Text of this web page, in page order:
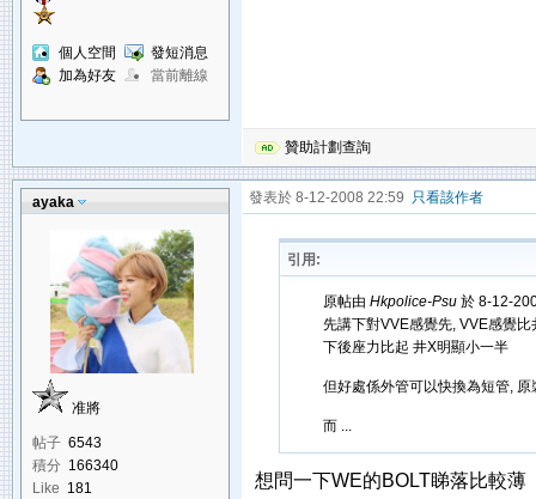
個人空間
發短消息
加為好友
當前離線
贊助計劃查詢
ayaka
准將
帖子 6543
積分 166340
Like 181
發表於 8-12-2008 22:59 只看該作者
引用:
原帖由 Hkpolice-Psu於 8-12-
先講下對VVE感覺先, VVE感覺
下後座力比起 井X明顯小一半
但好處係外管可以快換為短管,
而 ...
想問一下WE的BOLT睇落比較薄